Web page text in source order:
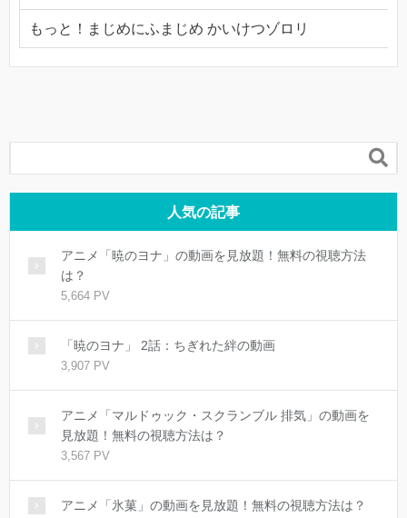
もっと！まじめにふまじめ かいけつゾロリ

人気の記事
アニメ「暁のヨナ」の動画を見放題！無料の視聴方法
は？
5,664 PV
「暁のヨナ」 2話：ちぎれた絆の動画
3,907 PV
アニメ「マルドゥック・スクランブル 排気」の動画を
見放題！無料の視聴方法は？
3,567 PV
アニメ「氷菓」の動画を見放題！無料の視聴方法は？